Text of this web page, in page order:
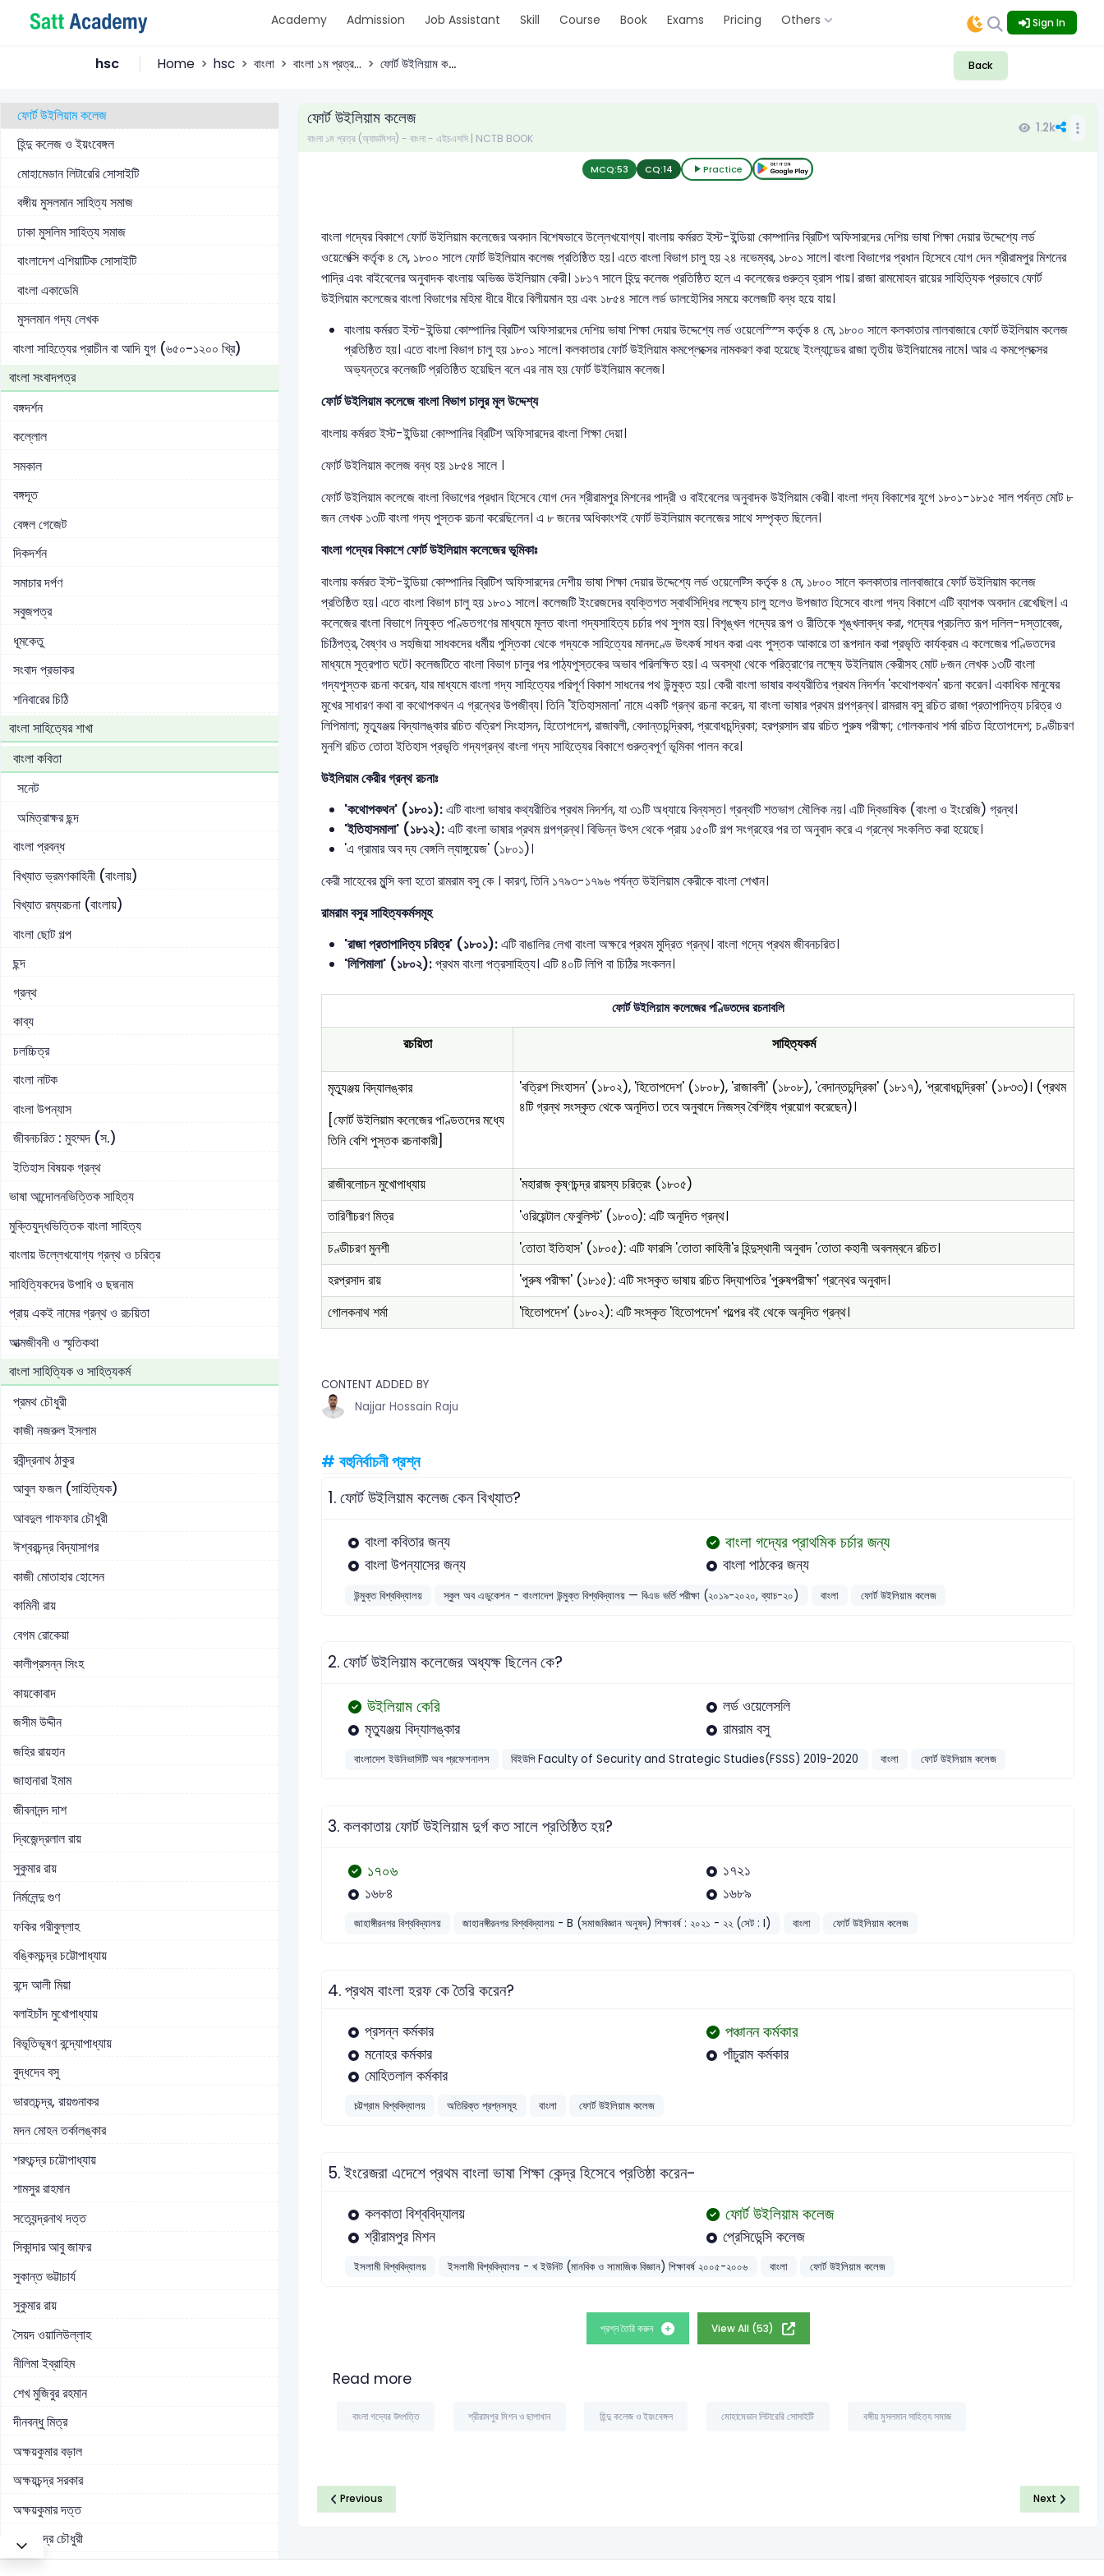
Academy Admission Job Assistant Skill Course Book Exams Pricing Others Sign In
hsc Home hsc বাংলা বাংলা ১ম প্রত্র... ফোর্ট উইলিয়াম ক... Back
বাংলা সাহিত্যের আধুনিক যুগ (১৮০১ খ্রি-বর্তমান)
বাংলা গদ্যের উৎপত্তি
ফোর্ট উইলিয়াম কলেজ
হিন্দু কলেজ ও ইয়ংবেঙ্গল
মোহামেডান লিটারেরি সোসাইটি
বঙ্গীয় মুসলমান সাহিত্য সমাজ
ঢাকা মুসলিম সাহিত্য সমাজ
বাংলাদেশ এশিয়াটিক সোসাইটি
বাংলা একাডেমি
মুসলমান গদ্য লেখক
বাংলা সাহিত্যের প্রাচীন বা আদি যুগ (৬৫০-১২০০ খ্রি)
বাংলা সংবাদপত্র
বঙ্গদর্শন
কল্লোল
সমকাল
বঙ্গদূত
বেঙ্গল গেজেট
দিকদর্শন
সমাচার দর্পণ
সবুজপত্র
ধূমকেতু
সংবাদ প্রভাকর
শনিবারের চিঠি
বাংলা সাহিত্যের শাখা
বাংলা কবিতা
সনেট
অমিত্রাক্ষর ছন্দ
বাংলা প্রবন্ধ
বিখ্যাত ভ্রমণকাহিনী (বাংলায়)
বিখ্যাত রম্যরচনা (বাংলায়)
বাংলা ছোট গল্প
ছন্দ
গ্রন্থ
কাব্য
চলচ্চিত্র
বাংলা নাটক
বাংলা উপন্যাস
জীবনচরিত : মুহম্মদ (স.)
ইতিহাস বিষয়ক গ্রন্থ
ভাষা আন্দোলনভিত্তিক সাহিত্য
মুক্তিযুদ্ধভিত্তিক বাংলা সাহিত্য
বাংলায় উল্লেখযোগ্য গ্রন্থ ও চরিত্র
সাহিত্যিকদের উপাধি ও ছদ্মনাম
প্রায় একই নামের গ্রন্থ ও রচয়িতা
আত্মজীবনী ও স্মৃতিকথা
বাংলা সাহিত্যিক ও সাহিত্যকর্ম
প্রমথ চৌধুরী
কাজী নজরুল ইসলাম
রবীন্দ্রনাথ ঠাকুর
আবুল ফজল (সাহিত্যিক)
আবদুল গাফফার চৌধুরী
ঈশ্বরচন্দ্র বিদ্যাসাগর
কাজী মোতাহার হোসেন
কামিনী রায়
বেগম রোকেয়া
কালীপ্রসন্ন সিংহ
কায়কোবাদ
জসীম উদ্দীন
জহির রায়হান
জাহানারা ইমাম
জীবনানন্দ দাশ
দ্বিজেন্দ্রলাল রায়
সুকুমার রায়
নির্মলেন্দু গুণ
ফকির গরীবুল্লাহ
বঙ্কিমচন্দ্র চট্টোপাধ্যায়
বন্দে আলী মিয়া
বলাইচাঁদ মুখোপাধ্যায়
বিভূতিভূষণ বন্দ্যোপাধ্যায়
বুদ্ধদেব বসু
ভারতচন্দ্র, রায়গুনাকর
মদন মোহন তর্কালঙ্কার
শরৎচন্দ্র চট্টোপাধ্যায়
শামসুর রাহমান
সত্যেন্দ্রনাথ দত্ত
সিকান্দার আবু জাফর
সুকান্ত ভট্টাচার্য
সুকুমার রায়
সৈয়দ ওয়ালিউল্লাহ
নীলিমা ইব্রাহিম
শেখ মুজিবুর রহমান
দীনবন্ধু মিত্র
অক্ষয়কুমার বড়াল
অক্ষয়চন্দ্র সরকার
অক্ষয়কুমার দত্ত
অক্ষয়চন্দ্র চৌধুরী
ফোর্ট উইলিয়াম কলেজ
বাংলা ১ম প্রত্র (অ্যাডমিশন) - বাংলা - এইচএসসি | NCTB BOOK
1.2k
MCQ:53 CQ:14 Practice
বাংলা গদ্যের বিকাশে ফোর্ট উইলিয়াম কলেজের অবদান বিশেষভাবে উল্লেখযোগ্য। বাংলায় কর্মরত ইস্ট-ইন্ডিয়া কোম্পানির ব্রিটিশ অফিসারদের দেশিয় ভাষা শিক্ষা দেয়ার উদ্দেশ্যে লর্ড
ওয়েলেক্সি কর্তৃক ৪ মে, ১৮০০ সালে ফোর্ট উইলিয়াম কলেজ প্রতিষ্ঠিত হয়। এতে বাংলা বিভাগ চালু হয় ২৪ নভেম্বর, ১৮০১ সালে। বাংলা বিভাগের প্রধান হিসেবে যোগ দেন শ্রীরামপুর মিশনের
পাদ্রি এবং বাইবেলের অনুবাদক বাংলায় অভিজ্ঞ উইলিয়াম কেরী। ১৮১৭ সালে হিন্দু কলেজ প্রতিষ্ঠিত হলে এ কলেজের গুরুত্ব হ্রাস পায়। রাজা রামমোহন রায়ের সাহিত্যিক প্রভাবে ফোর্ট
উইলিয়াম কলেজের বাংলা বিভাগের মহিমা ধীরে ধীরে বিলীয়মান হয় এবং ১৮৫৪ সালে লর্ড ডালহৌসির সময়ে কলেজটি বন্ধ হয়ে যায়।
বাংলায় কর্মরত ইস্ট-ইন্ডিয়া কোম্পানির ব্রিটিশ অফিসারদের দেশিয় ভাষা শিক্ষা দেয়ার উদ্দেশ্যে লর্ড ওয়েলেস্স্সি কর্তৃক ৪ মে, ১৮০০ সালে কলকাতার লালবাজারে ফোর্ট উইলিয়াম কলেজ
প্রতিষ্ঠিত হয়। এতে বাংলা বিভাগ চালু হয় ১৮০১ সালে। কলকাতার ফোর্ট উইলিয়াম কমপ্লেক্সের নামকরণ করা হয়েছে ইংল্যান্ডের রাজা তৃতীয় উইলিয়ামের নামে। আর এ কমপ্লেক্সের
অভ্যন্তরে কলেজটি প্রতিষ্ঠিত হয়েছিল বলে এর নাম হয় ফোর্ট উইলিয়াম কলেজ।
ফোর্ট উইলিয়াম কলেজে বাংলা বিভাগ চালুর মূল উদ্দেশ্য
বাংলায় কর্মরত ইস্ট-ইন্ডিয়া কোম্পানির ব্রিটিশ অফিসারদের বাংলা শিক্ষা দেয়া।
ফোর্ট উইলিয়াম কলেজ বন্ধ হয় ১৮৫৪ সালে ।
ফোর্ট উইলিয়াম কলেজে বাংলা বিভাগের প্রধান হিসেবে যোগ দেন শ্রীরামপুর মিশনের পাদ্রী ও বাইবেলের অনুবাদক উইলিয়াম কেরী। বাংলা গদ্য বিকাশের যুগে ১৮০১-১৮১৫ সাল পর্যন্ত মোট ৮
জন লেখক ১৩টি বাংলা গদ্য পুস্তক রচনা করেছিলেন। এ ৮ জনের অধিকাংশই ফোর্ট উইলিয়াম কলেজের সাথে সম্পৃক্ত ছিলেন।
বাংলা গদ্যের বিকাশে ফোর্ট উইলিয়াম কলেজের ভূমিকাঃ
বাংলায় কর্মরত ইস্ট-ইন্ডিয়া কোম্পানির ব্রিটিশ অফিসারদের দেশীয় ভাষা শিক্ষা দেয়ার উদ্দেশ্যে লর্ড ওয়েলেট্সি কর্তৃক ৪ মে, ১৮০০ সালে কলকাতার লালবাজারে ফোর্ট উইলিয়াম কলেজ
প্রতিষ্ঠিত হয়। এতে বাংলা বিভাগ চালু হয় ১৮০১ সালে। কলেজটি ইংরেজদের ব্যক্তিগত স্বার্থসিদ্ধির লক্ষ্যে চালু হলেও উপজাত হিসেবে বাংলা গদ্য বিকাশে এটি ব্যাপক অবদান রেখেছিল। এ
কলেজের বাংলা বিভাগে নিযুক্ত পণ্ডিতগণের মাধ্যমে মূলত বাংলা গদ্যসাহিত্য চর্চার পথ সুগম হয়। বিশৃঙ্খল গদ্যের রূপ ও রীতিকে শৃঙ্খলাবদ্ধ করা, গদ্যের প্রচলিত রূপ দলিল-দস্তাবেজ,
চিঠিপত্র, বৈষ্ণব ও সহজিয়া সাধকদের ধর্মীয় পুস্তিকা থেকে গদ্যকে সাহিত্যের মানদণ্ডে উৎকর্ষ সাধন করা এবং পুস্তক আকারে তা রূপদান করা প্রভৃতি কার্যক্রম এ কলেজের পণ্ডিতদের
মাধ্যমে সূত্রপাত ঘটে। কলেজটিতে বাংলা বিভাগ চালুর পর পাঠ্যপুস্তকের অভাব পরিলক্ষিত হয়। এ অবস্থা থেকে পরিত্রাণের লক্ষ্যে উইলিয়াম কেরীসহ মোট ৮জন লেখক ১৩টি বাংলা
গদ্যপুস্তক রচনা করেন, যার মাধ্যমে বাংলা গদ্য সাহিত্যের পরিপূর্ণ বিকাশ সাধনের পথ উন্মুক্ত হয়। কেরী বাংলা ভাষার কথ্যরীতির প্রথম নিদর্শন 'কথোপকথন' রচনা করেন। একাধিক মানুষের
মুখের সাধারণ কথা বা কথোপকথন এ গ্রন্থের উপজীব্য। তিনি 'ইতিহাসমালা' নামে একটি গ্রন্থ রচনা করেন, যা বাংলা ভাষার প্রথম গল্পগ্রন্থ। রামরাম বসু রচিত রাজা প্রতাপাদিত্য চরিত্র ও
লিপিমালা; মৃত্যুঞ্জয় বিদ্যালঙ্কার রচিত বত্রিশ সিংহাসন, হিতোপদেশ, রাজাবলী, বেদান্তচন্দ্রিকা, প্রবোধচন্দ্রিকা; হরপ্রসাদ রায় রচিত পুরুষ পরীক্ষা; গোলকনাথ শর্মা রচিত হিতোপদেশ; চণ্ডীচরণ
মুনশি রচিত তোতা ইতিহাস প্রভৃতি গদ্যগ্রন্থ বাংলা গদ্য সাহিত্যের বিকাশে গুরুত্বপূর্ণ ভূমিকা পালন করে।
উইলিয়াম কেরীর গ্রন্থ রচনাঃ
'কথোপকথন' (১৮০১):এটি বাংলা ভাষার কথ্যরীতির প্রথম নিদর্শন, যা ৩১টি অধ্যায়ে বিন্যস্ত। গ্রন্থটি শতভাগ মৌলিক নয়। এটি দ্বিভাষিক (বাংলা ও ইংরেজি) গ্রন্থ।
'ইতিহাসমালা' (১৮১২):এটি বাংলা ভাষার প্রথম গল্পগ্রন্থ। বিভিন্ন উৎস থেকে প্রায় ১৫০টি গল্প সংগ্রহের পর তা অনুবাদ করে এ গ্রন্থে সংকলিত করা হয়েছে।
'এ গ্রামার অব দ্য বেঙ্গলি ল্যাঙ্গুয়েজ' (১৮০১)।
কেরী সাহেবের মুন্সি বলা হতো রামরাম বসু কে । কারণ, তিনি ১৭৯৩-১৭৯৬ পর্যন্ত উইলিয়াম কেরীকে বাংলা শেখান।
রামরাম বসুর সাহিত্যকর্মসমূহ
'রাজা প্রতাপাদিত্য চরিত্র' (১৮০১):এটি বাঙালির লেখা বাংলা অক্ষরে প্রথম মুদ্রিত গ্রন্থ। বাংলা গদ্যে প্রথম জীবনচরিত।
'লিপিমালা' (১৮০২):প্রথম বাংলা পত্রসাহিত্য। এটি ৪০টি লিপি বা চিঠির সংকলন।
ফোর্ট উইলিয়াম কলেজের পণ্ডিতদের রচনাবলি
রচয়িতা সাহিত্যকর্ম
মৃত্যুঞ্জয় বিদ্যালঙ্কার
[ফোর্ট উইলিয়াম কলেজের পণ্ডিতদের মধ্যে
তিনি বেশি পুস্তক রচনাকারী]
'বত্রিশ সিংহাসন' (১৮০২), 'হিতোপদেশ' (১৮০৮), 'রাজাবলী' (১৮০৮), 'বেদান্তচন্দ্রিকা' (১৮১৭), 'প্রবোধচন্দ্রিকা' (১৮৩৩)। (প্রথম
৪টি গ্রন্থ সংস্কৃত থেকে অনূদিত। তবে অনুবাদে নিজস্ব বৈশিষ্ট্য প্রয়োগ করেছেন)।
রাজীবলোচন মুখোপাধ্যায়
'মহারাজ কৃষ্ণচন্দ্র রায়স্য চরিত্রং (১৮০৫)
তারিণীচরণ মিত্র
'ওরিয়েন্টাল ফেবুলিস্ট' (১৮০৩): এটি অনূদিত গ্রন্থ।
চণ্ডীচরণ মুনশী
'তোতা ইতিহাস' (১৮০৫): এটি ফারসি 'তোতা কাহিনী'র হিন্দুস্থানী অনুবাদ 'তোতা কহানী অবলম্বনে রচিত।
হরপ্রসাদ রায়
'পুরুষ পরীক্ষা' (১৮১৫): এটি সংস্কৃত ভাষায় রচিত বিদ্যাপতির 'পুরুষপরীক্ষা' গ্রন্থের অনুবাদ।
গোলকনাথ শর্মা
'হিতোপদেশ' (১৮০২): এটি সংস্কৃত 'হিতোপদেশ' গল্পের বই থেকে অনূদিত গ্রন্থ।
CONTENT ADDED BY
Najjar Hossain Raju
# বহুনির্বাচনী প্রশ্ন
1.ফোর্ট উইলিয়াম কলেজ কেন বিখ্যাত?
বাংলা কবিতার জন্য বাংলা গদ্যের প্রাথমিক চর্চার জন্য
বাংলা উপন্যাসের জন্য বাংলা পাঠকের জন্য
উন্মুক্ত বিশ্ববিদ্যালয় স্কুল অব এডুকেশন - বাংলাদেশ উন্মুক্ত বিশ্ববিদ্যালয় — বিএড ভর্তি পরীক্ষা (২০১৯-২০২০, ব্যাচ-২০) বাংলা ফোর্ট উইলিয়াম কলেজ
2.ফোর্ট উইলিয়াম কলেজের অধ্যক্ষ ছিলেন কে?
উইলিয়াম কেরি
লর্ড ওয়েলেসলি
মৃত্যুঞ্জয় বিদ্যালঙ্কার
রামরাম বসু
বাংলাদেশ ইউনিভার্সিটি অব প্রফেশনালস বিইউপি Faculty of Security and Strategic Studies(FSSS) 2019-2020 বাংলা ফোর্ট উইলিয়াম কলেজ
3.কলকাতায় ফোর্ট উইলিয়াম দুর্গ কত সালে প্রতিষ্ঠিত হয়?
১৭০৬
১৭২১
১৬৮৪
১৬৮৯
জাহাঙ্গীরনগর বিশ্ববিদ্যালয় জাহানঙ্গীরনগর বিশ্ববিদ্যালয় - B (সমাজবিজ্ঞান অনুষদ) শিক্ষাবর্ষ : ২০২১ - ২২ (সেট : I) বাংলা ফোর্ট উইলিয়াম কলেজ
4.প্রথম বাংলা হরফ কে তৈরি করেন?
প্রসন্ন কর্মকার পঞ্চানন কর্মকার
মনােহর কর্মকার
পাঁচুরাম কর্মকার
মােহিতলাল কর্মকার
চট্টগ্রাম বিশ্ববিদ্যালয় অতিরিক্ত প্রশ্নসমূহ বাংলা ফোর্ট উইলিয়াম কলেজ
5.ইংরেজরা এদেশে প্রথম বাংলা ভাষা শিক্ষা কেন্দ্র হিসেবে প্রতিষ্ঠা করেন-
কলকাতা বিশ্ববিদ্যালয় ফোর্ট উইলিয়াম কলেজ
শ্রীরামপুর মিশন প্রেসিডেন্সি কলেজ
ইসলামী বিশ্ববিদ্যালয় ইসলামী বিশ্ববিদ্যালয় - খ ইউনিট (মানবিক ও সামাজিক বিজ্ঞান) শিক্ষাবর্ষ ২০০৫-২০০৬ বাংলা ফোর্ট উইলিয়াম কলেজ
প্রশ্ন তৈরি করুন View All (53)
Read more
বাংলা গদ্যের উৎপত্তি শ্রীরামপুর মিশন ও ছাপাখান হিন্দু কলেজ ও ইয়ংবেঙ্গল মোহামেডান লিটারেরি সোসাইটি বঙ্গীয় মুসলমান সাহিত্য সমাজ
Previous Next